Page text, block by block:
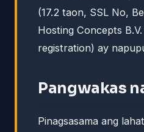
(17.2 taon, SSL No,
Hosting Concepts
registration) ay
Pangwakas
Pinagsasama ang